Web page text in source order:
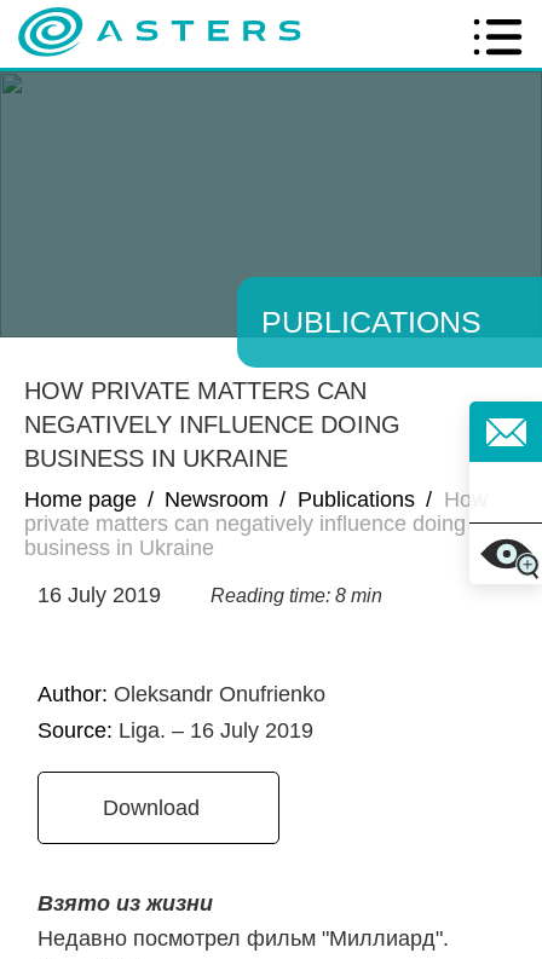
PUBLICATIONS
HOW PRIVATE MATTERS CAN
NEGATIVELY INFLUENCE DOING
BUSINESS IN UKRAINE
Home page / Newsroom / Publications / How
private matters can negatively influence doing
business in Ukraine
16 July 2019
Reading time: 8 min
Author: Oleksandr Onufrienko
Source: Liga. – 16 July 2019
Download
Взято из жизни
Недавно посмотрел фильм "Миллиард".